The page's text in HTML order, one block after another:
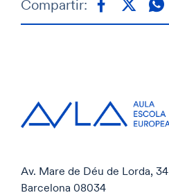
Compartir:
Av. Mare de Déu de Lorda, 34
Barcelona 08034